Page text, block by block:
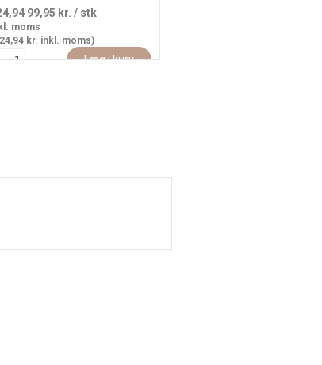
99,95 kr. / stk
moms
kr. inkl. moms)
Læg i kurv